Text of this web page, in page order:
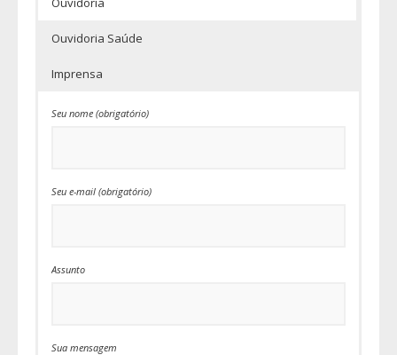
Ouvidoria Saúde
Imprensa
Seu nome (obrigatório)
Seu e-mail (obrigatório)
Assunto
Sua mensagem